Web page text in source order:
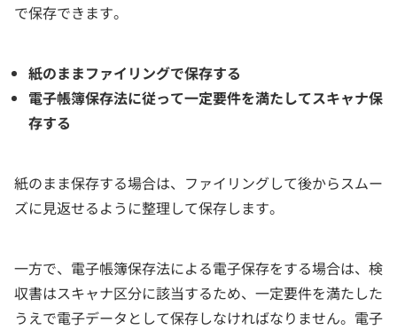
で保存できます。
紙のままファイリングで保存する
電子帳簿保存法に従って一定要件を満たしてスキャナ保
存する
紙のまま保存する場合は、ファイリングして後からスムー
ズに見返せるように整理して保存します。
一方で、電子帳簿保存法による電子保存をする場合は、検
収書はスキャナ区分に該当するため、一定要件を満たした
うえで電子データとして保存しなければなりません。電子